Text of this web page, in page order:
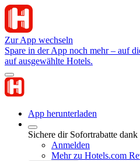
Zur App wechseln
Spare in der App noch mehr – auf
auf ausgewählte Hotels.
App herunterladen
Sichere dir Sofortrabatte
Anmelden
Mehr zu Hotels.com